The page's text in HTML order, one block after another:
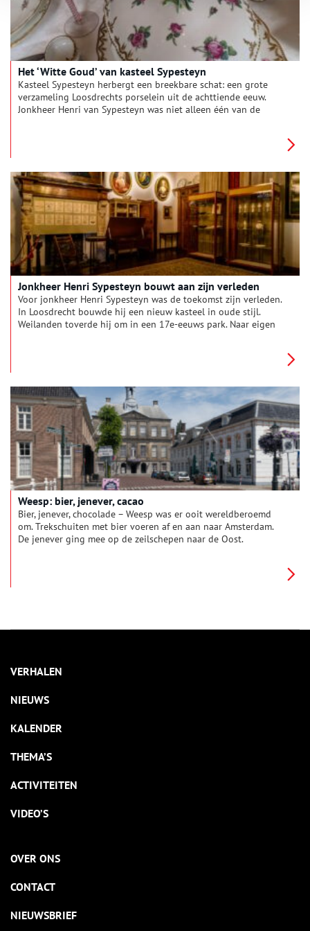
Het ‘Witte Goud’ van kasteel Sypesteyn
Kasteel Sypesteyn herbergt een breekbare schat: een grote
verzameling Loosdrechts porselein uit de achttiende eeuw.
Jonkheer Henri van Sypesteyn was niet alleen één van de
Jonkheer Henri Sypesteyn bouwt aan zijn verleden
Voor jonkheer Henri Sypesteyn was de toekomst zijn verleden.
In Loosdrecht bouwde hij een nieuw kasteel in oude stijl.
Weilanden toverde hij om in een 17e-eeuws park. Naar eigen
Weesp: bier, jenever, cacao
Bier, jenever, chocolade – Weesp was er ooit wereldberoemd
om. Trekschuiten met bier voeren af en aan naar Amsterdam.
De jenever ging mee op de zeilschepen naar de Oost.
VERHALEN
NIEUWS
KALENDER
THEMA’S
ACTIVITEITEN
VIDEO’S
OVER ONS
CONTACT
NIEUWSBRIEF